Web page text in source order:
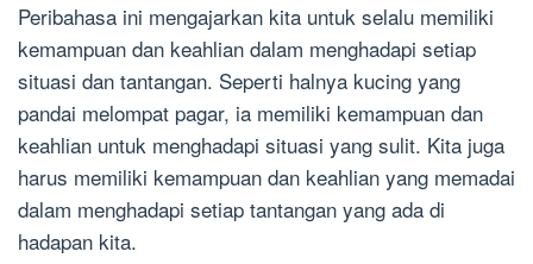
Peribahasa ini mengajarkan kita untuk selalu memiliki
kemampuan dan keahlian dalam menghadapi setiap
situasi dan tantangan. Seperti halnya kucing yang
pandai melompat pagar, ia memiliki kemampuan dan
keahlian untuk menghadapi situasi yang sulit. Kita juga
harus memiliki kemampuan dan keahlian yang memadai
dalam menghadapi setiap tantangan yang ada di
hadapan kita.